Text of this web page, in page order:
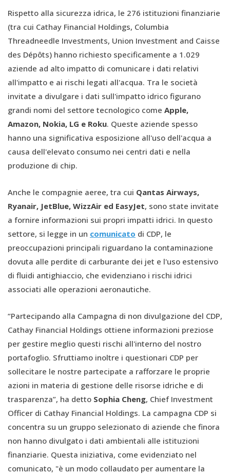
Rispetto alla sicurezza idrica, le 276 istituzioni finanziarie
(tra cui Cathay Financial Holdings, Columbia
Threadneedle Investments, Union Investment and Caisse
des Dépôts) hanno richiesto specificamente a 1.029
aziende ad alto impatto di comunicare i dati relativi
all'impatto e ai rischi legati all'acqua. Tra le società
invitate a divulgare i dati sull'impatto idrico figurano
grandi nomi del settore tecnologico come Apple,
Amazon, Nokia, LG e Roku. Queste aziende spesso
hanno una significativa esposizione all'uso dell'acqua a
causa dell'elevato consumo nei centri dati e nella
produzione di chip.
Anche le compagnie aeree, tra cui Qantas Airways,
Ryanair, JetBlue, WizzAir ed EasyJet, sono state invitate
a fornire informazioni sui propri impatti idrici. In questo
settore, si legge in un comunicato di CDP, le
preoccupazioni principali riguardano la contaminazione
dovuta alle perdite di carburante dei jet e l'uso estensivo
di fluidi antighiaccio, che evidenziano i rischi idrici
associati alle operazioni aeronautiche.
“Partecipando alla Campagna di non divulgazione del CDP,
Cathay Financial Holdings ottiene informazioni preziose
per gestire meglio questi rischi all'interno del nostro
portafoglio. Sfruttiamo inoltre i questionari CDP per
sollecitare le nostre partecipate a rafforzare le proprie
azioni in materia di gestione delle risorse idriche e di
trasparenza”, ha detto Sophia Cheng, Chief Investment
Officer di Cathay Financial Holdings. La campagna CDP si
concentra su un gruppo selezionato di aziende che finora
non hanno divulgato i dati ambientali alle istituzioni
finanziarie. Questa iniziativa, come evidenziato nel
comunicato, "è un modo collaudato per aumentare la